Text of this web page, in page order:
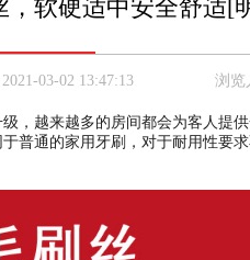
，软硬适中安全舒适[
2021-03-02 13:47:13 浏览
越来越多的房间都会为客人提
普通的家用牙刷，对于耐用性要